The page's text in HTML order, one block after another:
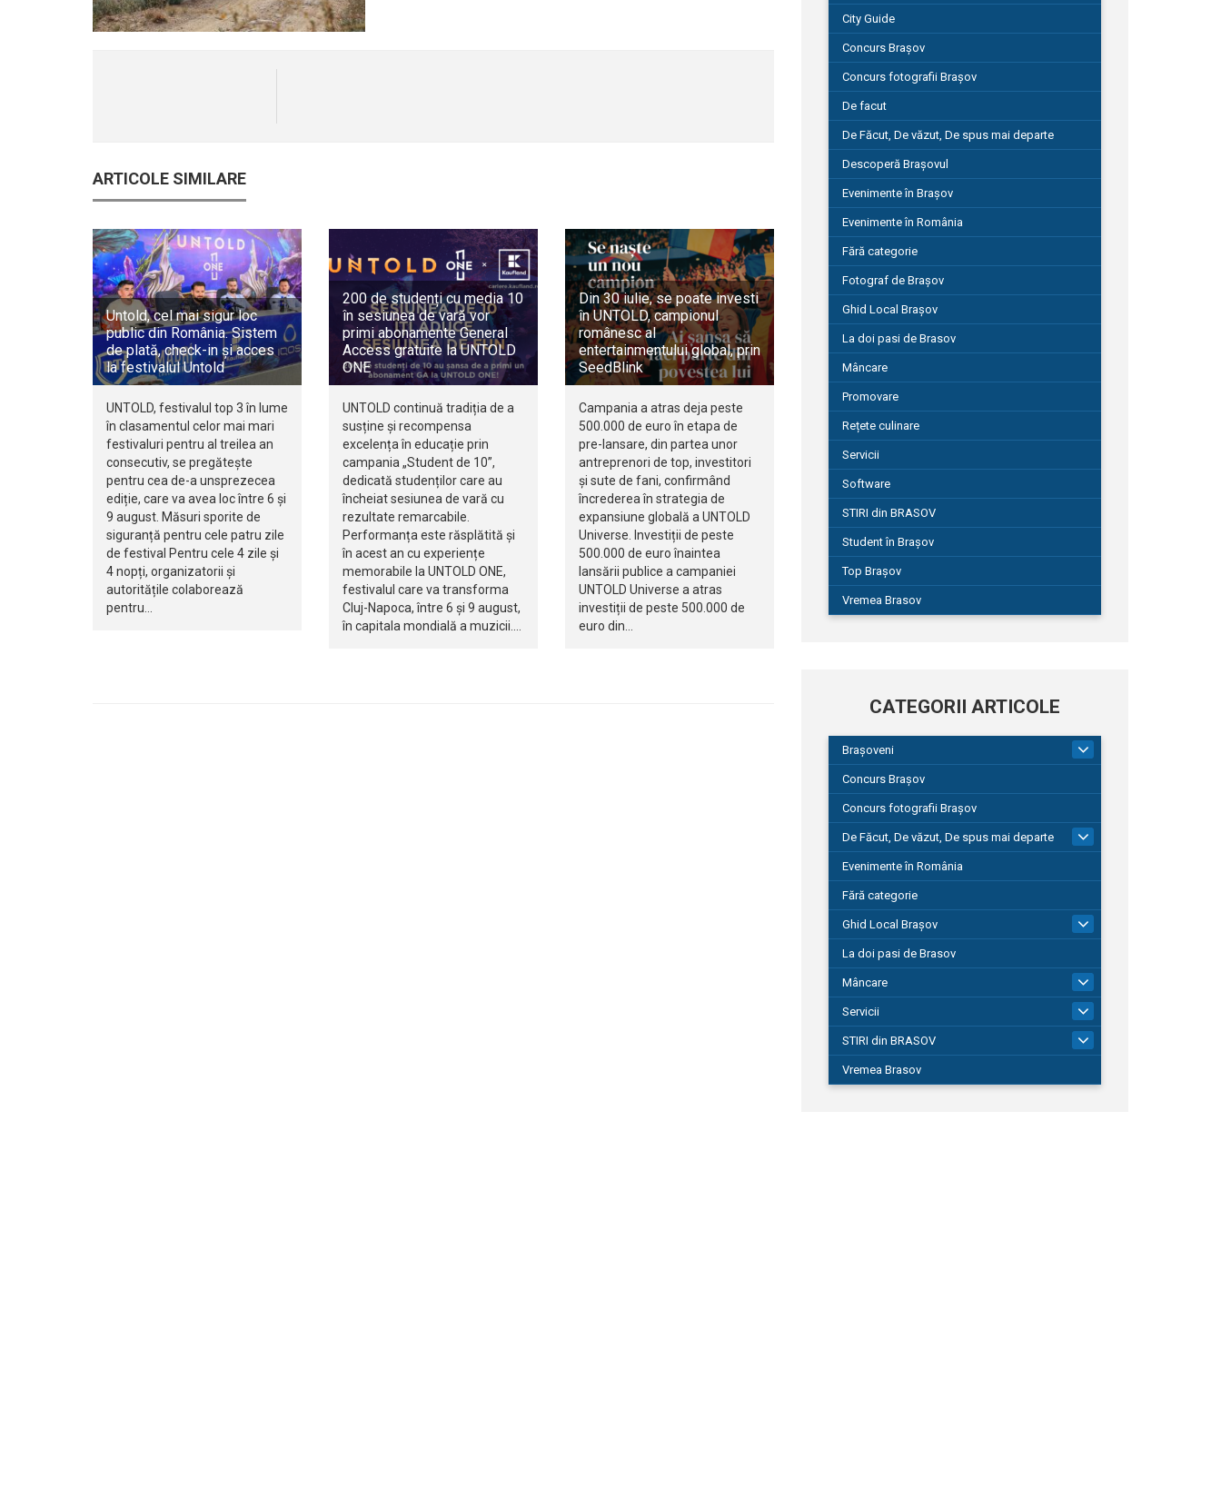
ARTICOLE SIMILARE
Untold, cel mai sigur loc
public din România. Sistem
de plată, check-in și acces
la festivalul Untold
UNTOLD, festivalul top 3 în lume
în clasamentul celor mai mari
festivaluri pentru al treilea an
consecutiv, se pregătește
pentru cea de-a unsprezecea
ediție, care va avea loc între 6 și
9 august. Măsuri sporite de
siguranță pentru cele patru zile
de festival Pentru cele 4 zile și
4 nopți, organizatorii și
autoritățile colaborează
pentru…
200 de studenți cu media 10
în sesiunea de vară vor
primi abonamente General
Access gratuite la UNTOLD
ONE
UNTOLD continuă tradiția de a
susține și recompensa
excelența în educație prin
campania „Student de 10”,
dedicată studenților care au
încheiat sesiunea de vară cu
rezultate remarcabile.
Performanța este răsplătită și
în acest an cu experiențe
memorabile la UNTOLD ONE,
festivalul care va transforma
Cluj-Napoca, între 6 și 9 august,
în capitala mondială a muzicii.…
Din 30 iulie, se poate investi
în UNTOLD, campionul
românesc al
entertainmentului global, prin
SeedBlink
Campania a atras deja peste
500.000 de euro în etapa de
pre-lansare, din partea unor
antreprenori de top, investitori
și sute de fani, confirmând
încrederea în strategia de
expansiune globală a UNTOLD
Universe. Investiții de peste
500.000 de euro înaintea
lansării publice a campaniei
UNTOLD Universe a atras
investiții de peste 500.000 de
euro din…
City Guide
Concurs Brașov
Concurs fotografii Brașov
De facut
De Făcut, De văzut, De spus mai departe
Descoperă Brașovul
Evenimente în Brașov
Evenimente în România
Fără categorie
Fotograf de Brașov
Ghid Local Brașov
La doi pasi de Brasov
Mâncare
Promovare
Rețete culinare
Servicii
Software
STIRI din BRASOV
Student în Brașov
Top Brașov
Vremea Brasov
CATEGORII ARTICOLE
Brașoveni
Concurs Brașov
Concurs fotografii Brașov
De Făcut, De văzut, De spus mai departe
149
Evenimente în România
Fără categorie
Ghid Local Brașov
La doi pasi de Brasov
Mâncare
Servicii
STIRI din BRASOV
194
Vremea Brasov